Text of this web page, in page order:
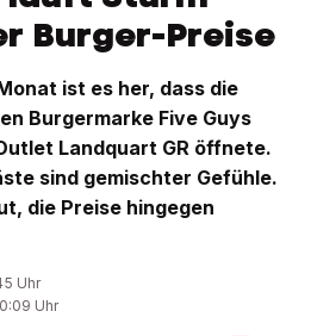
Burger-Preise
ist es her, dass die
Burgermarke Five Guys
Landquart GR öffnete.
sind gemischter Gefühle.
die Preise hingegen
Uhr
Uhr